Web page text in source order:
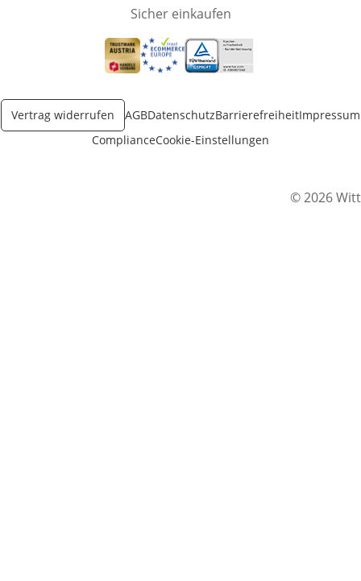
Sicher einkaufen
Öffnet in neuem Fenster
Öffnet in neuem Fenster
Öffnet in neuem Fenster
Vertrag widerrufen AGBDatenschutzBarrierefreiheitImpressum
ComplianceCookie-Einstellungen
© 2026 Witt